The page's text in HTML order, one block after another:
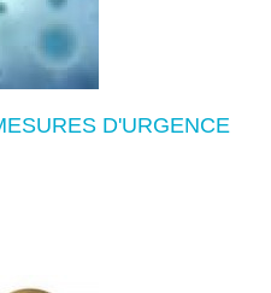
D'URGENCE